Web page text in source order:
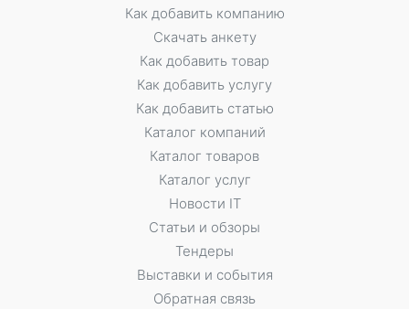
Как добавить компанию
Скачать анкету
Как добавить товар
Как добавить услугу
Как добавить статью
Каталог компаний
Каталог товаров
Каталог услуг
Новости IT
Статьи и обзоры
Тендеры
Выставки и события
Обратная связь